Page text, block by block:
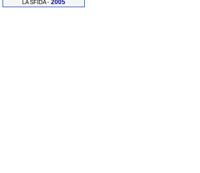
LA SFIDA - 2005